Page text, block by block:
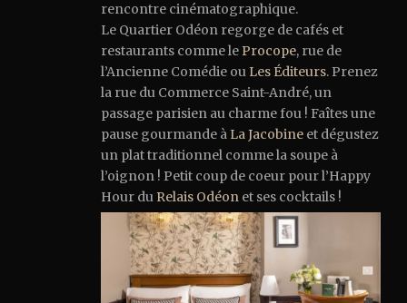
rencontre cinématographique.
Le Quartier Odéon regorge de cafés et
restaurants comme le Procope, rue de
l’Ancienne Comédie ou Les Éditeurs. Prenez
la rue du Commerce Saint-André, un
passage parisien au charme fou ! Faîtes une
pause gourmande à La Jacobine et dégustez
un plat traditionnel comme la soupe à
l’oignon ! Petit coup de coeur pour l’Happy
Hour du Relais Odéon et ses cocktails !